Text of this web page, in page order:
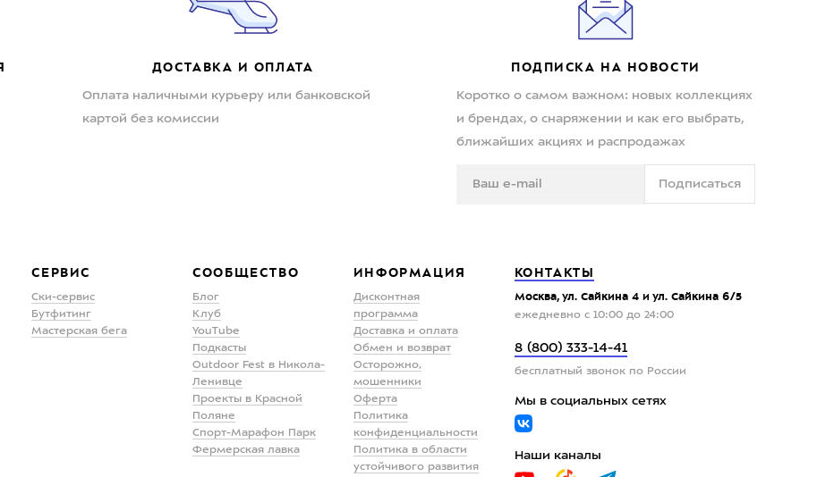
ДОСТАВКА И ОПЛАТА
Оплата наличными курьеру или банковской
картой без комиссии
ПОДПИСКА НА НОВОСТИ
Коротко о самом важном: новых коллекциях
и брендах, о снаряжении и как его выбрать,
ближайших акциях и распродажах
Подписаться
СЕРВИС
Ски-сервис
Бутфитинг
Мастерская бега
СООБЩЕСТВО
Блог
Клуб
YouTube
Подкасты
Outdoor Fest в Никола-
Ленивце
Проекты в Красной
Поляне
Спорт-Марафон Парк
Фермерская лавка
ИНФОРМАЦИЯ
Дисконтная
программа
Доставка и оплата
Обмен и возврат
Осторожно,
мошенники
Оферта
Политика
конфиденциальности
Политика в области
устойчивого развития
КОНТАКТЫ
Москва, ул. Сайкина 4 и ул. Сайкина 6/5
ежедневно с 10:00 до 24:00
8 (800) 333-14-41
бесплатный звонок по России
Мы в социальных сетях
Наши каналы